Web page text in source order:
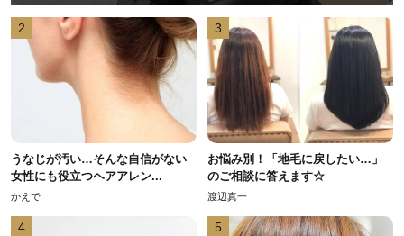
2
うなじが汚い…そんな自信がない
女性にも役立つヘアアレン...
かえで
3
お悩み別！「地毛に戻したい…」
のご相談に答えます☆
渡辺真一
4 5